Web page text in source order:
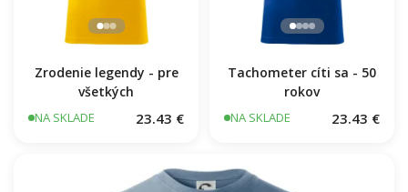
Zrodenie legendy - pre
všetkých
NA SKLADE 23.43 €
Tachometer cíti sa - 50
rokov
NA SKLADE 23.43 €